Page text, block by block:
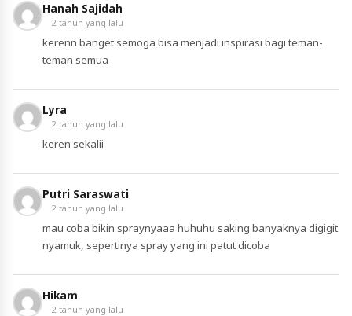
Hanah Sajidah
2 tahun yang lalu
kerenn banget semoga bisa menjadi inspirasi bagi teman-
teman semua
Lyra
2 tahun yang lalu
keren sekalii
Putri Saraswati
2 tahun yang lalu
mau coba bikin spraynyaaa huhuhu saking banyaknya digigit
nyamuk, sepertinya spray yang ini patut dicoba
Hikam
2 tahun yang lalu